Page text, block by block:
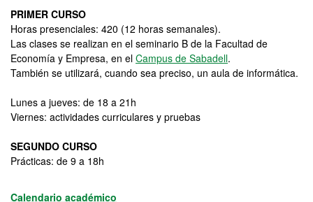
PRIMER CURSO
Horas presenciales: 420 (12 horas semanales).
Las clases se realizan en el seminario B de la Facultad de
Economía y Empresa, en el Campus de Sabadell.
También se utilizará, cuando sea preciso, un aula de informática.
Lunes a jueves: de 18 a 21h
Viernes: actividades curriculares y pruebas
SEGUNDO CURSO
Prácticas: de 9 a 18h
Calendario académico